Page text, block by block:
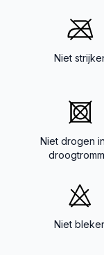
Niet
Niet drogen
Niet